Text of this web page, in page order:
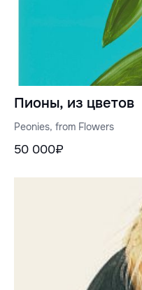
Пионы, из цветов
Peonies, from Flowers
50 000₽